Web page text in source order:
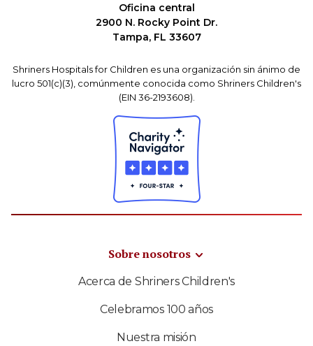
Oficina central
2900 N. Rocky Point Dr.
Tampa, FL 33607
Shriners Hospitals for Children es una organización sin ánimo de
lucro 501(c)(3), comúnmente conocida como Shriners Children's
(EIN 36-2193608).
Sobre nosotros
Acerca de Shriners Children's
Celebramos 100 años
Nuestra misión